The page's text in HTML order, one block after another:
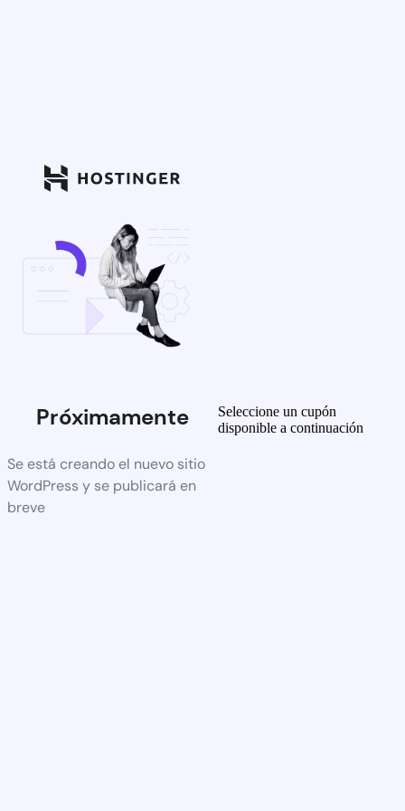
Próximamente
Se está creando el nuevo sitio
WordPress y se publicará en
breve
Seleccione un cupón
disponible a continuación